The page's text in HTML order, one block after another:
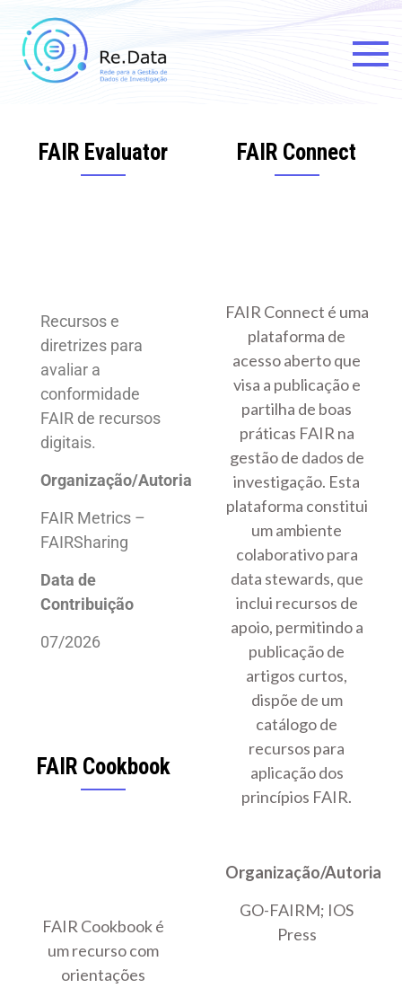
Rede para a Gestão de Dados
FAIR Evaluator
Recursos e
diretrizes para
avaliar a
conformidade
FAIR de recursos
digitais.
Organização/Autoria
FAIR Metrics –
FAIRSharing
Data de
Contribuição
07/2026
FAIR Connect
FAIR Connect é uma
plataforma de
acesso aberto que
visa a publicação e
partilha de boas
práticas FAIR na
gestão de dados de
investigação. Esta
plataforma constitui
um ambiente
colaborativo para
data stewards, que
inclui recursos de
apoio, permitindo a
publicação de
artigos curtos,
dispõe de um
catálogo de
recursos para
aplicação dos
princípios FAIR.
Organização/Autoria
GO-FAIRM; IOS
Press
FAIR Cookbook
FAIR Cookbook é
um recurso com
orientações